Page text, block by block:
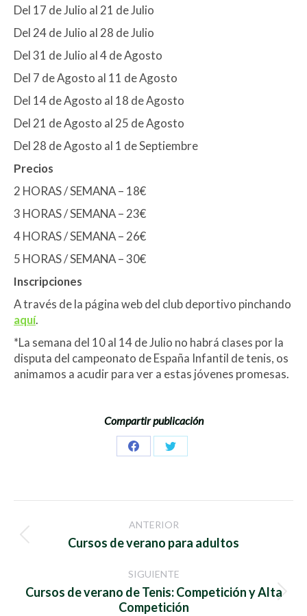
Del 17 de Julio al 21 de Julio
Del 24 de Julio al 28 de Julio
Del 31 de Julio al 4 de Agosto
Del 7 de Agosto al 11 de Agosto
Del 14 de Agosto al 18 de Agosto
Del 21 de Agosto al 25 de Agosto
Del 28 de Agosto al 1 de Septiembre
Precios
2 HORAS / SEMANA – 18€
3 HORAS / SEMANA – 23€
4 HORAS / SEMANA – 26€
5 HORAS / SEMANA – 30€
Inscripciones
A través de la página web del club deportivo pinchando
aquí.
*La semana del 10 al 14 de Julio no habrá clases por la
disputa del campeonato de España Infantil de tenis, os
animamos a acudir para ver a estas jóvenes promesas.
Compartir publicación
Share
Share
Navegación
entre
publicaciones
ANTERIOR
Publicación
anterior:
Cursos de verano para adultos
SIGUIENTE
Publicación
siguiente:
Cursos de verano de Tenis: Competición y Alta
Competición